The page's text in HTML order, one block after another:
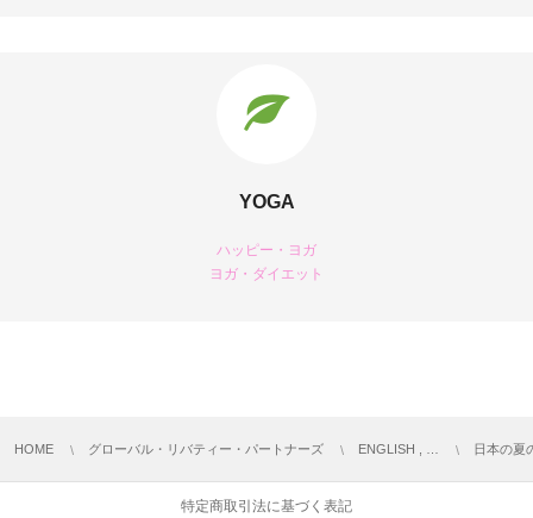
YOGA
ハッピー・ヨガ
ヨガ・ダイエット
HOME グローバル・リバティー・パートナーズ ENGLISH , … 日本の夏
特定商取引法に基づく表記